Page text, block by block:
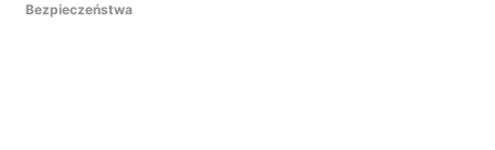
Bezpieczeństwa